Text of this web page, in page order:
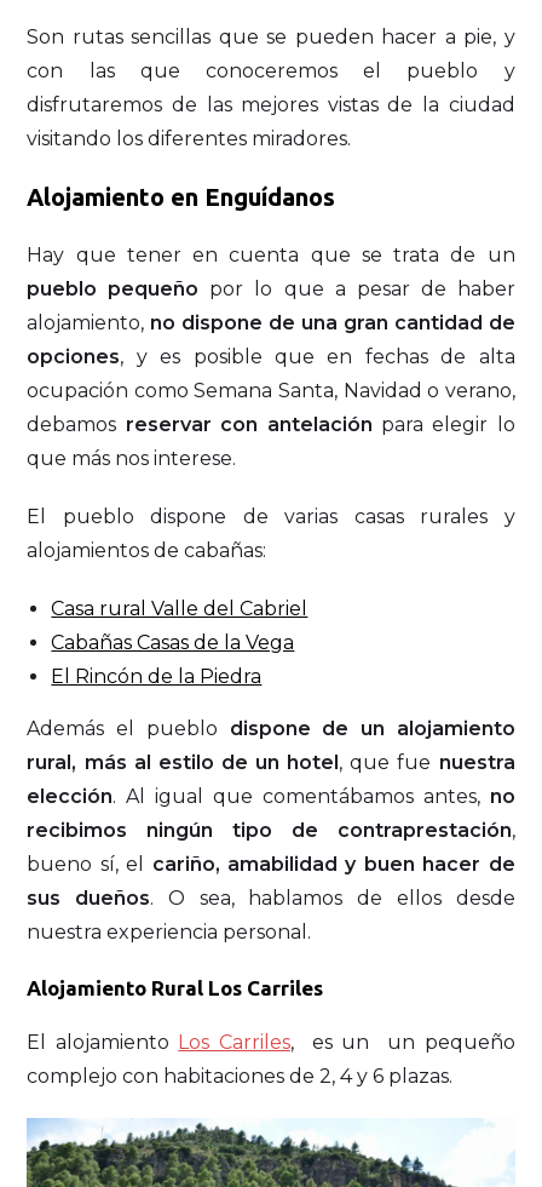
Son rutas sencillas que se pueden hacer a pie, y
con las que conoceremos el pueblo y
disfrutaremos de las mejores vistas de la ciudad
visitando los diferentes miradores.
Alojamiento en Enguídanos
Hay que tener en cuenta que se trata de un
pueblo pequeño por lo que a pesar de haber
alojamiento, no dispone de una gran cantidad de
opciones, y es posible que en fechas de alta
ocupación como Semana Santa, Navidad o verano,
debamos reservar con antelación para elegir lo
que más nos interese.
El pueblo dispone de varias casas rurales y
alojamientos de cabañas:
Casa rural Valle del Cabriel
Cabañas Casas de la Vega
El Rincón de la Piedra
Además el pueblo dispone de un alojamiento
rural, más al estilo de un hotel , que fue nuestra
elección. Al igual que comentábamos antes, no
recibimos ningún tipo de contraprestación,
bueno sí, el cariño, amabilidad y buen hacer de
sus dueños. O sea, hablamos de ellos desde
nuestra experiencia personal.
Alojamiento Rural Los Carriles
El alojamiento Los Carriles, es un un pequeño
complejo con habitaciones de 2, 4 y 6 plazas.